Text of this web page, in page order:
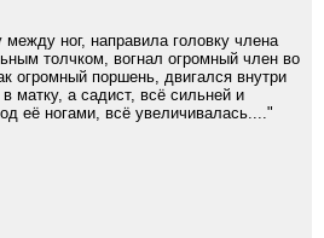
ног, направила головку члена
толчком, вогнал огромный член во
огромный поршень, двигался внутри
матку, а садист, всё сильней и
её ногами, всё увеличивалась...."